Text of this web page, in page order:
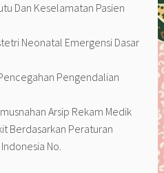
Dan Keselamatan Pasien
Neonatal Emergensi Dasar
Pengendalian
Arsip Rekam Medik
Berdasarkan Peraturan
No.